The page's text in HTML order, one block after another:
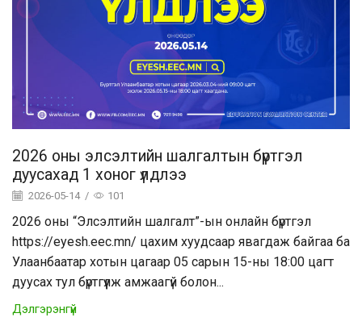
2026 оны элсэлтийн шалгалтын бүртгэл
дуусахад 1 хоног үлдлээ
2026-05-14 / 101
2026 оны “Элсэлтийн шалгалт”-ын онлайн бүртгэл
https://eyesh.eec.mn/ цахим хуудсаар явагдаж байгаа ба
Улаанбаатар хотын цагаар 05 сарын 15-ны 18:00 цагт
дуусах тул бүртгүүлж амжаагүй болон...
Дэлгэрэнгүй